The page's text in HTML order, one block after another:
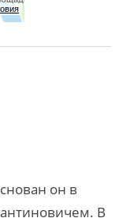
он в
В